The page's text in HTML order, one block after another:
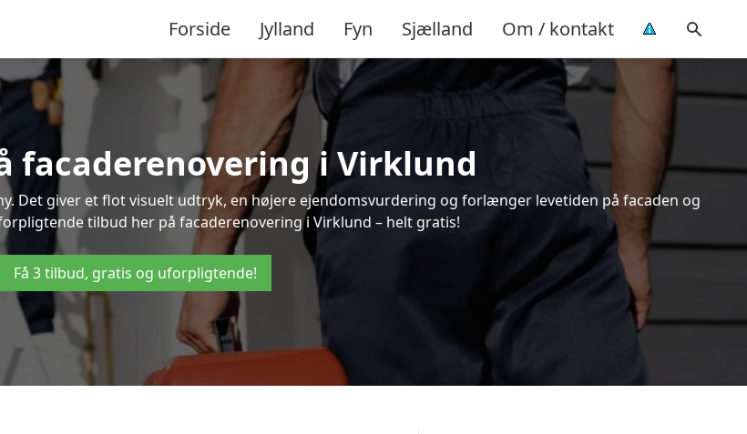
Forside Jylland Fyn Sjælland Om / kontakt
facaderenovering i Virklund
Det giver et flot visuelt udtryk, en højere ejendomsvurdering og forlænger levetiden på facaden og
tilbud her på facaderenovering i Virklund – helt gratis!
Få 3 tilbud, gratis og uforpligtende!